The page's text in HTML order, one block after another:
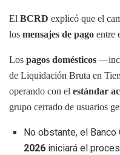
El BCRD explicó que el
los mensajes de pago entre
Los pagos domésticos
de Liquidación Bruta en
operando con el estándar
grupo cerrado de usuarios
No obstante, el
2026 iniciará el